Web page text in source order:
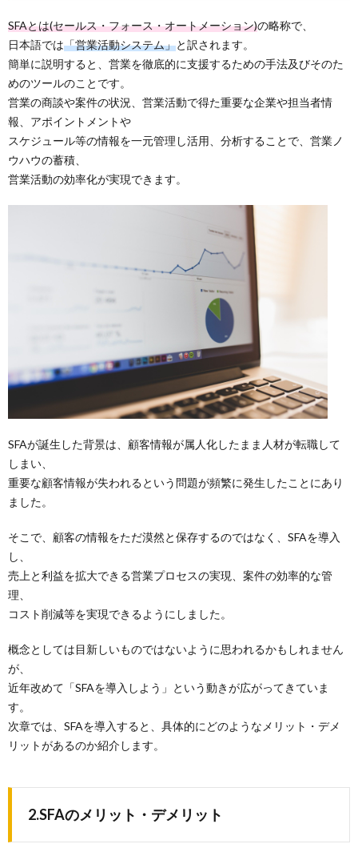
SFAとは(セールス・フォース・オートメーション)の略称で、
日本語では「営業活動システム」と訳されます。
簡単に説明すると、営業を徹底的に支援するための手法及びそのた
めのツールのことです。
営業の商談や案件の状況、営業活動で得た重要な企業や担当者情
報、アポイントメントや
スケジュール等の情報を一元管理し活用、分析することで、営業ノ
ウハウの蓄積、
営業活動の効率化が実現できます。
SFAが誕生した背景は、顧客情報が属人化したまま人材が転職して
しまい、
重要な顧客情報が失われるという問題が頻繁に発生したことにあり
ました。
そこで、顧客の情報をただ漠然と保存するのではなく、SFAを導入
し、
売上と利益を拡大できる営業プロセスの実現、案件の効率的な管
理、
コスト削減等を実現できるようにしました。
概念としては目新しいものではないように思われるかもしれません
が、
近年改めて「SFAを導入しよう」という動きが広がってきていま
す。
次章では、SFAを導入すると、具体的にどのようなメリット・デメ
リットがあるのか紹介します。
2.SFAのメリット・デメリット